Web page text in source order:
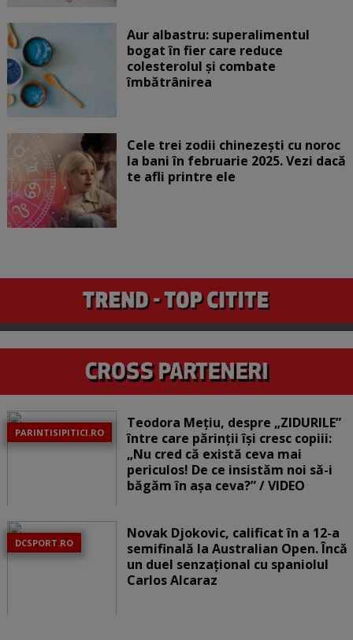
Aur albastru: superalimentul
bogat în fier care reduce
colesterolul și combate
îmbătrânirea
Cele trei zodii chinezești cu noroc
la bani în februarie 2025. Vezi dacă
te afli printre ele
PARINTISIPITICI.RO
Teodora Mețiu, despre „ZIDURILE”
între care părinții își cresc copiii:
„Nu cred că există ceva mai
periculos! De ce insistăm noi să-i
băgăm în așa ceva?” / VIDEO
DCSPORT.RO
Novak Djokovic, calificat în a 12-a
semifinală la Australian Open. Încă
un duel senzațional cu spaniolul
Carlos Alcaraz